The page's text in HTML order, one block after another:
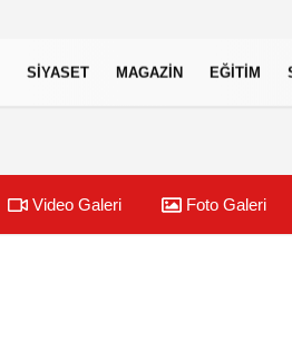
SIYASET MAGAZIN EĞITIM
Video Galeri Foto Galeri